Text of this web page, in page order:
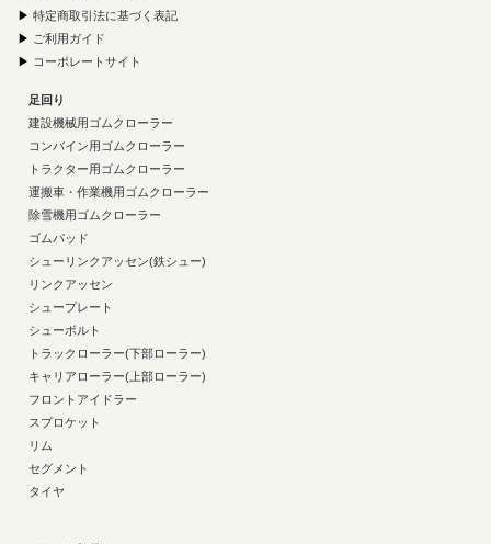
▶ 特定商取引法に基づく表記
▶ ご利用ガイド
▶ コーポレートサイト
足回り
建設機械用ゴムクローラー
コンバイン用ゴムクローラー
トラクター用ゴムクローラー
運搬車・作業機用ゴムクローラー
除雪機用ゴムクローラー
ゴムパッド
シューリンクアッセン(鉄シュー)
リンクアッセン
シュープレート
シューボルト
トラックローラー(下部ローラー)
キャリアローラー(上部ローラー)
フロントアイドラー
スプロケット
リム
セグメント
タイヤ